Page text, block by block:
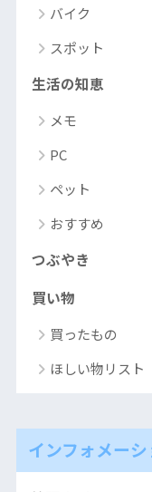
バイク
スポット
生活の知恵
メモ
PC
ペット
おすすめ
つぶやき
買い物
買ったもの
ほしい物リスト
インフォメーシ